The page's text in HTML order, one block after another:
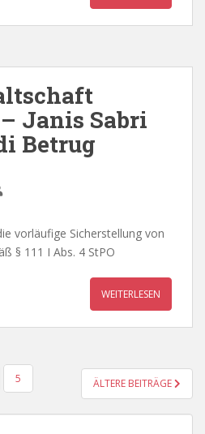
Janis Sabri
Betrug
vorläufige Sicherstellung von
§ 111 I Abs. 4 StPO
WEITERLESEN
5 ÄLTERE BEITRÄGE